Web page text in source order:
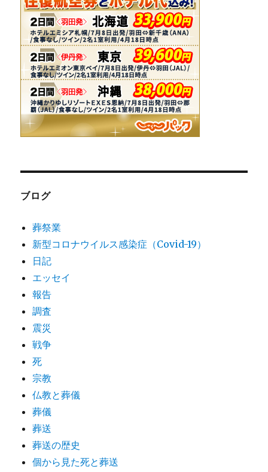
ブログ
葬祭業
新型コロナウイルス感染症（Covid-19）
日記
エッセイ
報告
調査
震災
戦争
死
宗教
仏教と葬儀
葬儀
葬送
葬送の歴史
個から見た死と葬送